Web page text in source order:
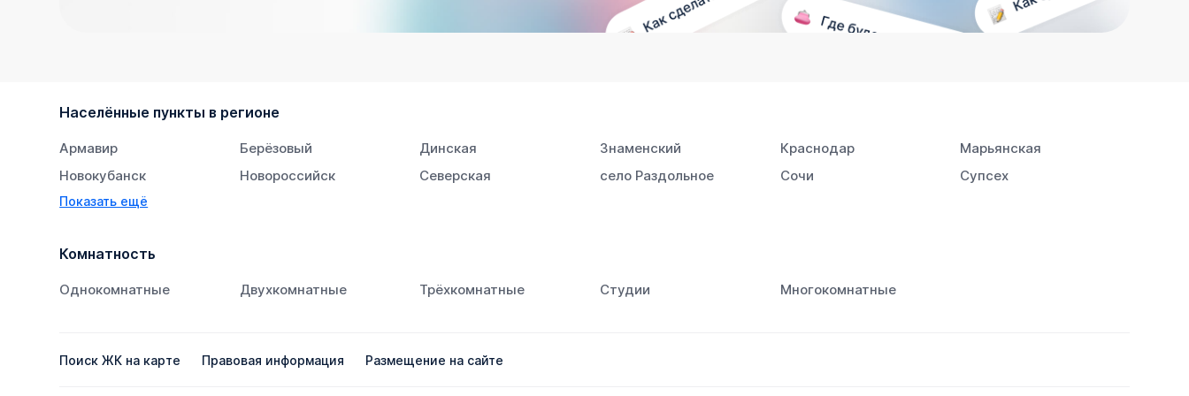
Населённые пункты в регионе
Армавир Берёзовый Динская Знаменский Краснодар
Марьянская
Новокубанск
Новороссийск Северская село Раздольное Сочи
Супсех
Тихорецк
Показать ещё
Комнатность
Однокомнатные Двухкомнатные Трёхкомнатные Студии Многокомнатные
Поиск ЖК на карте Правовая информация Размещение на сайте